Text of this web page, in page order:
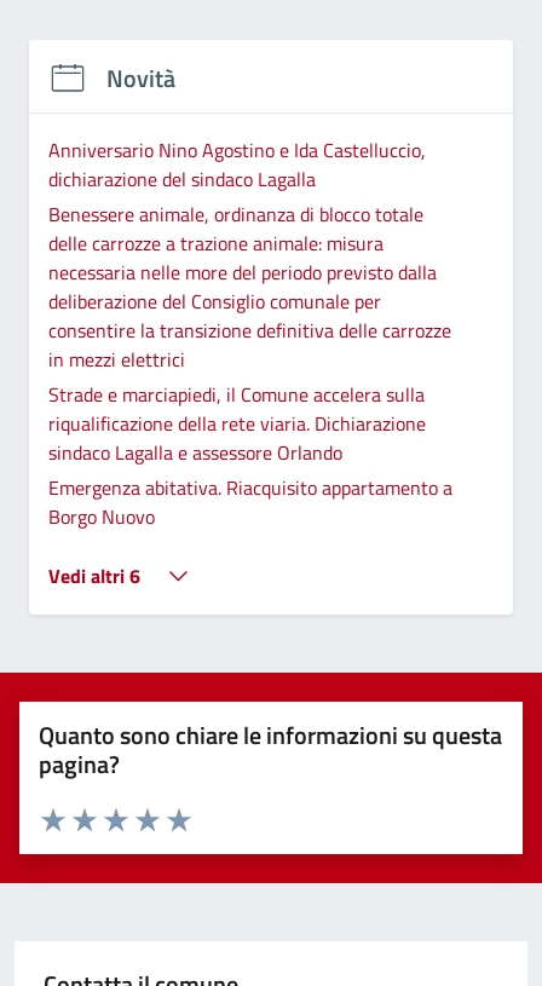
Novità
Anniversario Nino Agostino e Ida Castelluccio,
dichiarazione del sindaco Lagalla
Benessere animale, ordinanza di blocco totale
delle carrozze a trazione animale: misura
necessaria nelle more del periodo previsto dalla
deliberazione del Consiglio comunale per
consentire la transizione definitiva delle carrozze
in mezzi elettrici
Strade e marciapiedi, il Comune accelera sulla
riqualificazione della rete viaria. Dichiarazione
sindaco Lagalla e assessore Orlando
Emergenza abitativa. Riacquisito appartamento a
Borgo Nuovo
Vedi altri 6
Quanto sono chiare le informazioni su questa
pagina?
Valuta 5 stelle su 5
Valuta 4 stelle su 5
Valuta 3 stelle su 5
Valuta 2 stelle su 5
Valuta 1 stelle su 5